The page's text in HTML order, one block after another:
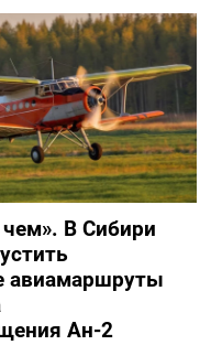
чем». В Сибири
авиамаршруты
Ан-2